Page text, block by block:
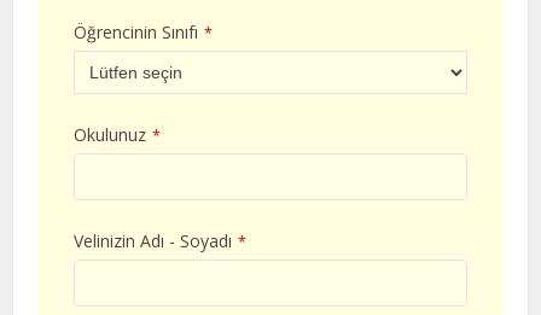
Öğrencinin Sınıfı *
Okulunuz *
Velinizin Adı - Soyadı *